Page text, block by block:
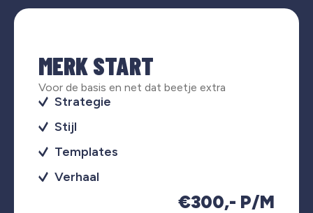
MERK START
Voor de basis en net dat beetje extra
Strategie
Stijl
Templates
Verhaal
€300,- P/M